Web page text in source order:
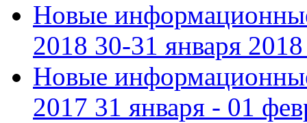
Новые
2018 30-31 января 2018
Новые
2017 31 января - 01